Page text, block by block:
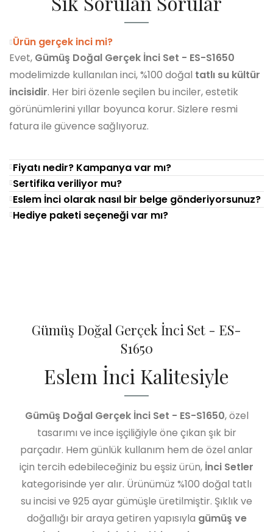
Ürün gerçek inci mi?
Evet, Gümüş Doğal Gerçek İnci Set - ES-S1650
modelimizde kullanılan inci, %100 doğal tatlı su kültür
incisidir. Her biri özenle seçilen bu inciler, estetik
görünümlerini yıllar boyunca korur. Sizlere resmi
fatura ile güvence sağlıyoruz.
Fiyatı nedir? Kampanya var mı?
Sertifika veriliyor mu?
Eslem İnci olarak nasıl bir belge gönderiyorsunuz?
Hediye paketi seçeneği var mı?
Gümüş Doğal Gerçek İnci Set - ES-
S1650
Eslem İnci Kalitesiyle
Gümüş Doğal Gerçek İnci Set - ES-S1650, özel
tasarımı ve ince işçiliğiyle öne çıkan şık bir
parçadır. Hem günlük kullanım hem de özel anlar
için tercih edebileceğiniz bu eşsiz ürün, İnci Setler
kategorisinde yer alır. Ürünümüz %100 doğal tatlı
su incisi ve 925 ayar gümüşle üretilmiştir. Şıklık ve
doğallığı bir araya getiren yapısıyla gümüş ve